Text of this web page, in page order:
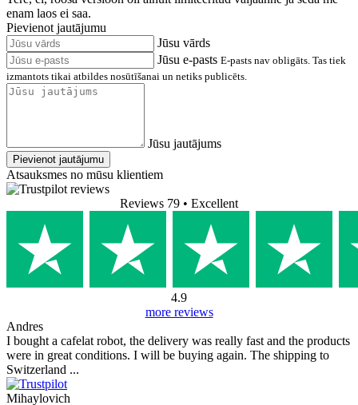
enam laos ei saa.
Pievienot jautājumu
Jūsu vārds
Jūsu e-pasts E-pasts nav obligāts. Tas tiek
izmantots tikai atbildes nosūtīšanai un netiks publicēts.
Jūsu jautājums
Pievienot jautājumu
Atsauksmes no mūsu klientiem
Reviews 79 • Excellent
4.9
more reviews
Andres
I bought a cafelat robot, the delivery was really fast and the products
were in great conditions. I will be buying again. The shipping to
Switzerland ...
Mihaylovich